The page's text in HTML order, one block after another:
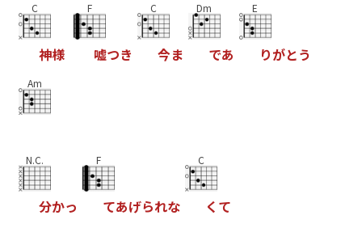
C
神様
F
嘘つき
C
今ま
Dm
であ
E
りがとう
Am
N.C.
分かっ
F
てあげられな
C
く て